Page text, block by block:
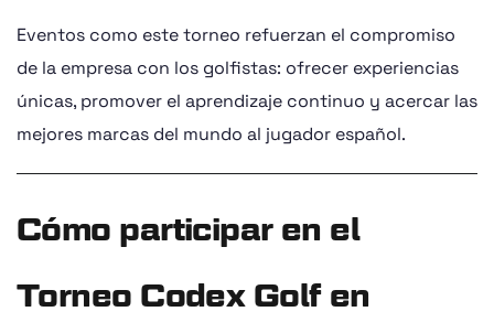
Eventos como este torneo refuerzan el compromiso
de la empresa con los golfistas: ofrecer experiencias
únicas, promover el aprendizaje continuo y acercar las
mejores marcas del mundo al jugador español.
Cómo participar en el
Torneo Codex Golf en